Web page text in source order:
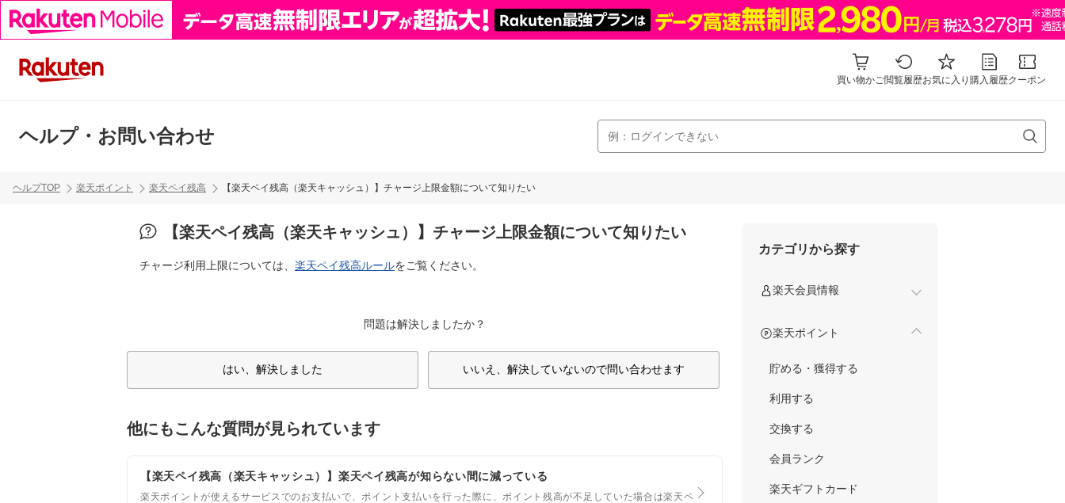
買い物かご閲覧履歴お気に入り 購入履歴クーポン
ヘルプ・お問い合わせ
ヘルプTOP 楽天ポイント 楽天ペイ残高 【楽天ペイ残高（楽天キャッシュ）】チャージ上限金額について知りたい
【楽天ペイ残高（楽天キャッシュ）】チャージ上限金額について知りたい
チャージ利用上限については、 楽天ペイ残高ルールをご覧ください。
問題は解決しましたか？
はい、解決しました いいえ、解決していないので問い合わせます
他にもこんな質問が見られています
【楽天ペイ残高（楽天キャッシュ）】楽天ペイ残高が知らない間に減っている
楽天ポイントが使えるサービスでのお支払いで、ポイント支払いを行った際に、ポイント残高が不足していた場合は楽天ペ
カテゴリから探す
楽天会員情報
楽天ポイント
貯める・獲得する
利用する
交換する
会員ランク
楽天ギフトカード